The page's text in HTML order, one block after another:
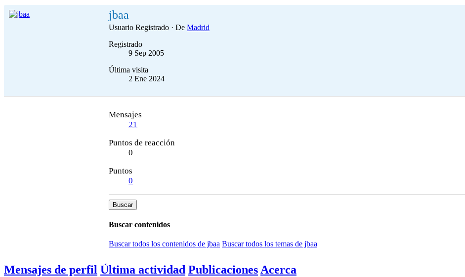
jbaa
Usuario Registrado · De Madrid
Registrado
9 Sep 2005
Última visita
2 Ene 2024
Mensajes
21
Puntos de reacción
0
Puntos
0
Buscar
Buscar contenidos
Buscar todos los contenidos de jbaa Buscar todos los temas de jbaa
Mensajes de perfil Última actividad PublicacionesAcerca